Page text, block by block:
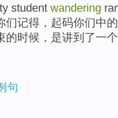
student wandering
们记得 ， 起码你们中的
的时候，是讲到了一个
句